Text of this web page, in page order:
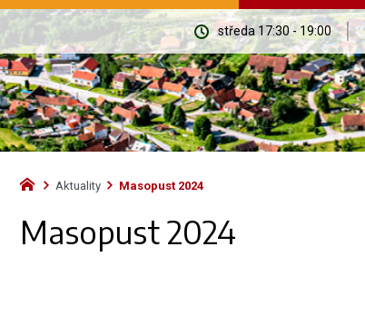
středa 17:30 - 19:00
Aktuality Masopust 2024
Masopust 2024